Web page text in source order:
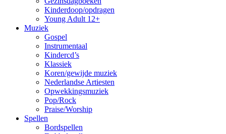
Kinderdoop/opdragen
Young Adult 12+
Muziek
Gospel
Instrumentaal
Kindercd’s
Klassiek
Koren/gewijde muziek
Nederlandse Artiesten
Opwekkingsmuziek
Pop/Rock
Praise/Worship
Spellen
Bordspellen